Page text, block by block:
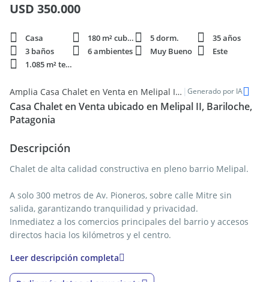
USD 350.000
Casa 180 m² cubie. 5 dorm.
35 años
3 baños
6 ambientes Muy Bueno
Este
1.085 m² terren.
Amplia Casa Chalet en Venta en Melipal II, Bariloche | Generado por IA
Casa Chalet en Venta ubicado en Melipal II, Bariloche,
Patagonia
Descripción
Chalet de alta calidad constructiva en pleno barrio Melipal.
A solo 300 metros de Av. Pioneros, sobre calle Mitre sin
salida, garantizando tranquilidad y privacidad.
Inmediatez a los comercios principales del barrio y accesos
directos hacia los kilómetros y el centro.
Implantado sobre un terreno parquizado y arbolado de
1085m2, recibe luz natural durante todo el día.
Leer descripción completa